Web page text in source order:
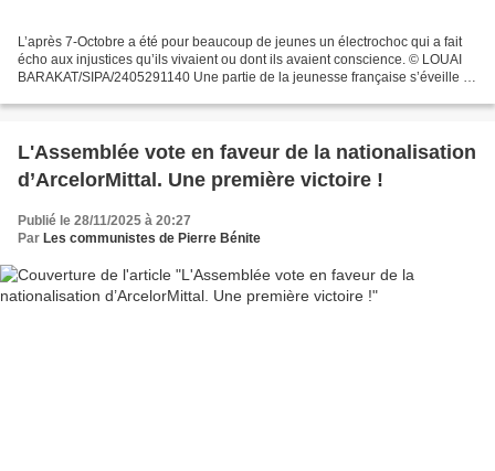
L’après 7-Octobre a été pour beaucoup de jeunes un électrochoc qui a fait
écho aux injustices qu’ils vivaient ou dont ils avaient conscience. © LOUAI
BARAKAT/SIPA/2405291140 Une partie de la jeunesse française s’éveille à
L'Assemblée vote en faveur de la nationalisation
d’ArcelorMittal. Une première victoire !
Publié le 28/11/2025 à 20:27
Par Les communistes de Pierre Bénite